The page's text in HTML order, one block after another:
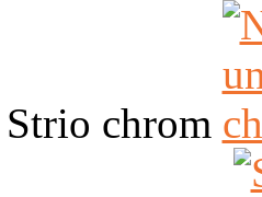
chrom